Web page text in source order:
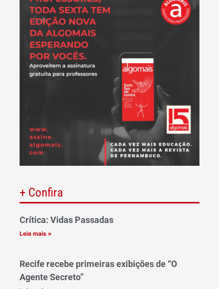
+ Confira
Crítica: Vidas Passadas
Leia mais »
Recife recebe primeiras exibições de “O
Agente Secreto”